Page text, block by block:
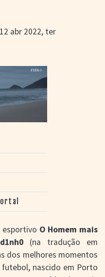
abr 2022, ter
O Homem mais
(na tradução em
dos melhores momentos
nascido em Porto